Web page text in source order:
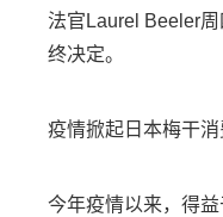
法官Laurel Beeler
终决定。
疫情掀起日本梅干
今年疫情以来，得